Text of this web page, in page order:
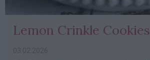
Lemon Crinkle Cookies
03.02.2026